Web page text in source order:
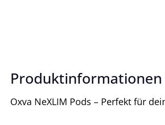
Produktinformationen
Oxva NeXLIM Pods – Perfekt für